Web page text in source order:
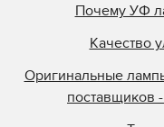
Почему УФ
Качество
Оригинальные
поставщиков